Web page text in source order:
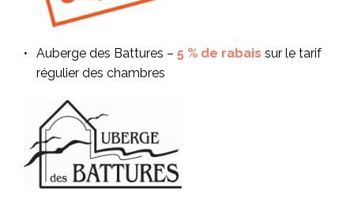
Auberge des Battures – 5 % de rabais sur le tarif
régulier des chambres